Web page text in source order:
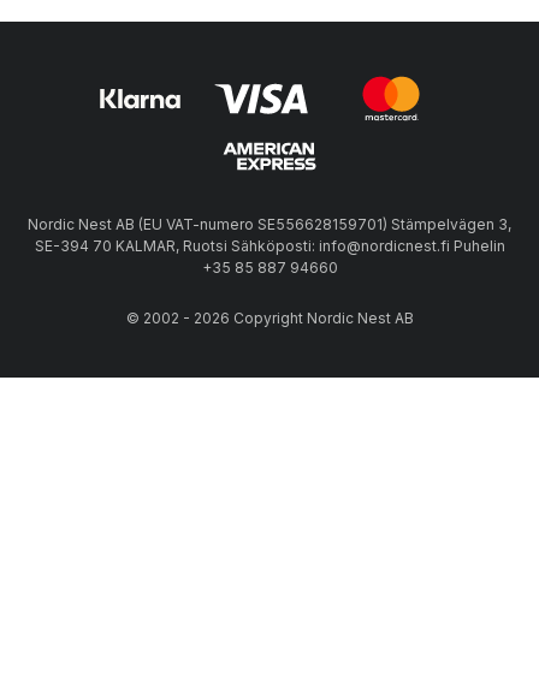
Nordic Nest AB (EU VAT-numero SE556628159701) Stämpelvägen 3,
SE-394 70 KALMAR, Ruotsi Sähköposti: info@nordicnest.fi Puhelin
+35 85 887 94660
© 2002 - 2026 Copyright Nordic Nest AB